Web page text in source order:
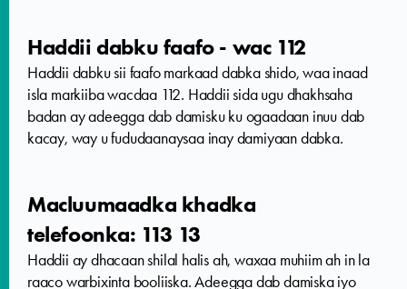
Haddii dabku faafo - wac 112
Haddii dabku sii faafo markaad dabka shido, waa inaad
isla markiiba wacdaa 112. Haddii sida ugu dhakhsaha
badan ay adeegga dab damisku ku ogaadaan inuu dab
kacay, way u fududaanaysaa inay damiyaan dabka.
Macluumaadka khadka
telefoonka: 113 13
Haddii ay dhacaan shilal halis ah, waxaa muhiim ah in la
raaco warbixinta booliiska. Adeegga dab damiska iyo